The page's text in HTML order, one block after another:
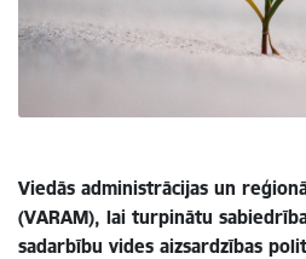
Viedās administrācijas un
(VARAM), lai turpinātu
sadarbību vides aizsardzības